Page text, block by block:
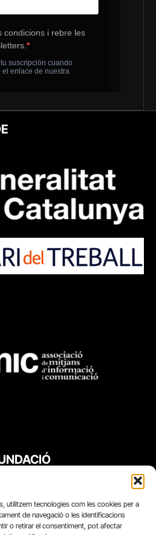
utilitzem tecnologies com les cookies per a
de navegació o les identificacions
o retirar el consentiment, pot afectar